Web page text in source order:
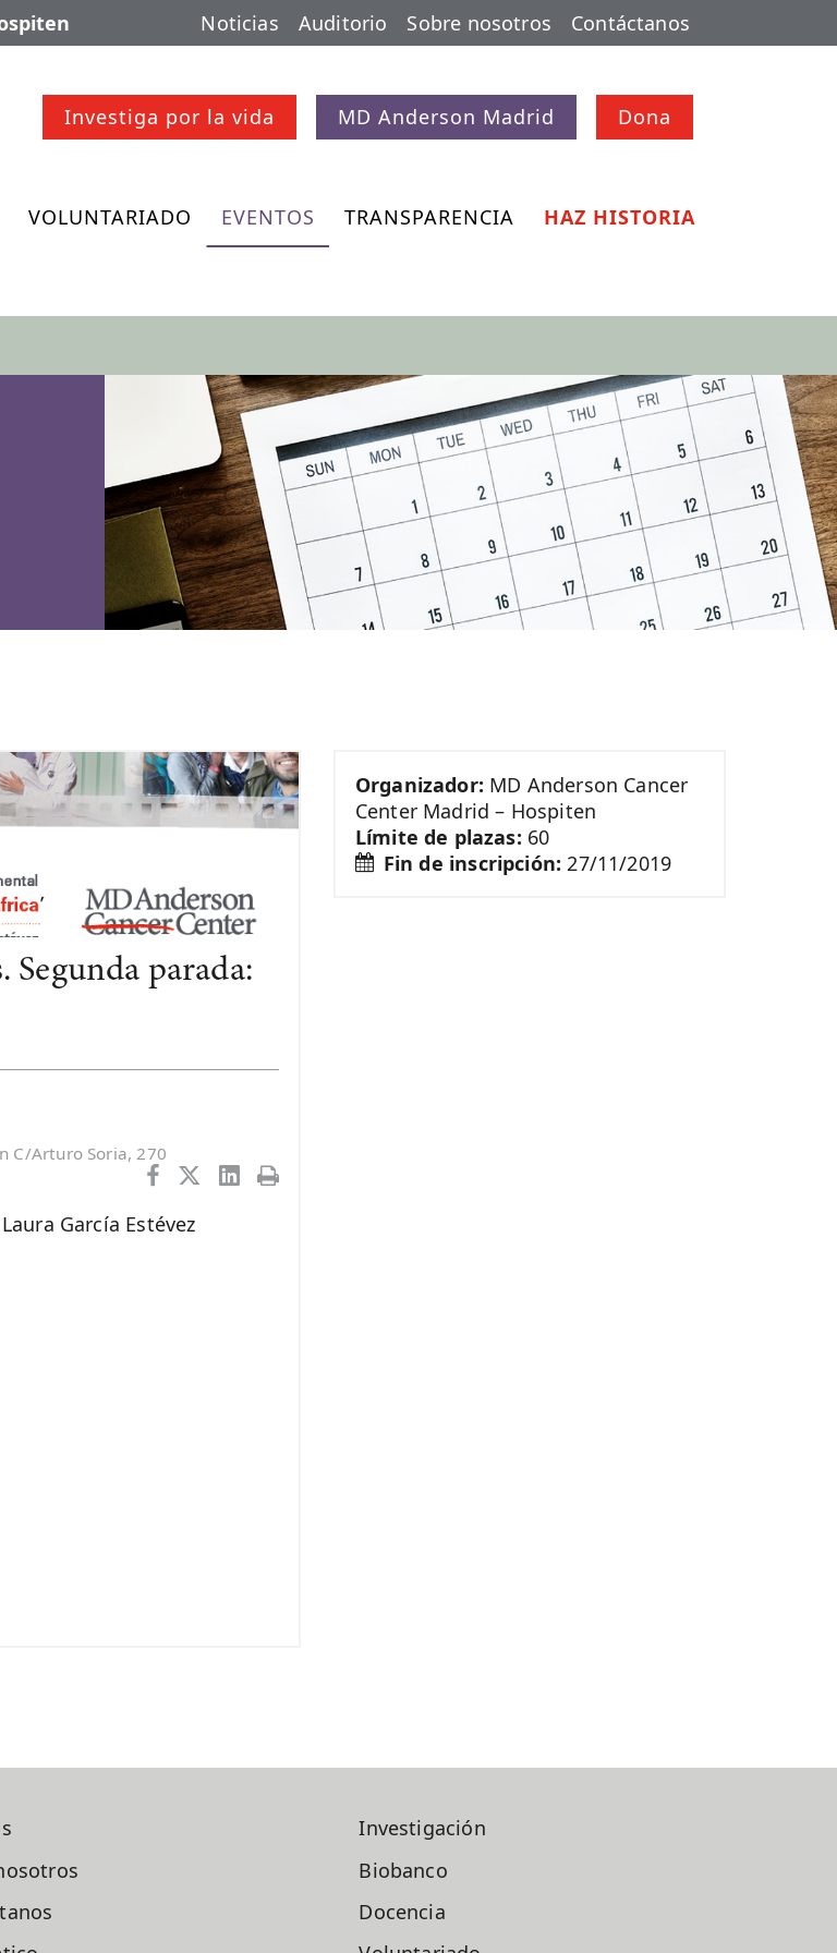
Contáctanos
Sobre nosotros
Auditorio
Noticias
Dona
MD Anderson Madrid
Investiga por la vida
VOLUNTARIADO EVENTOS TRANSPARENCIA HAZ HISTORIA
parada:
C/Arturo Soria, 270
García Estévez
Organizador: MD Anderson Cancer
Center Madrid – Hospiten
Límite de plazas: 60
Fin de inscripción: 27/11/2019
Investigación
Biobanco
Docencia